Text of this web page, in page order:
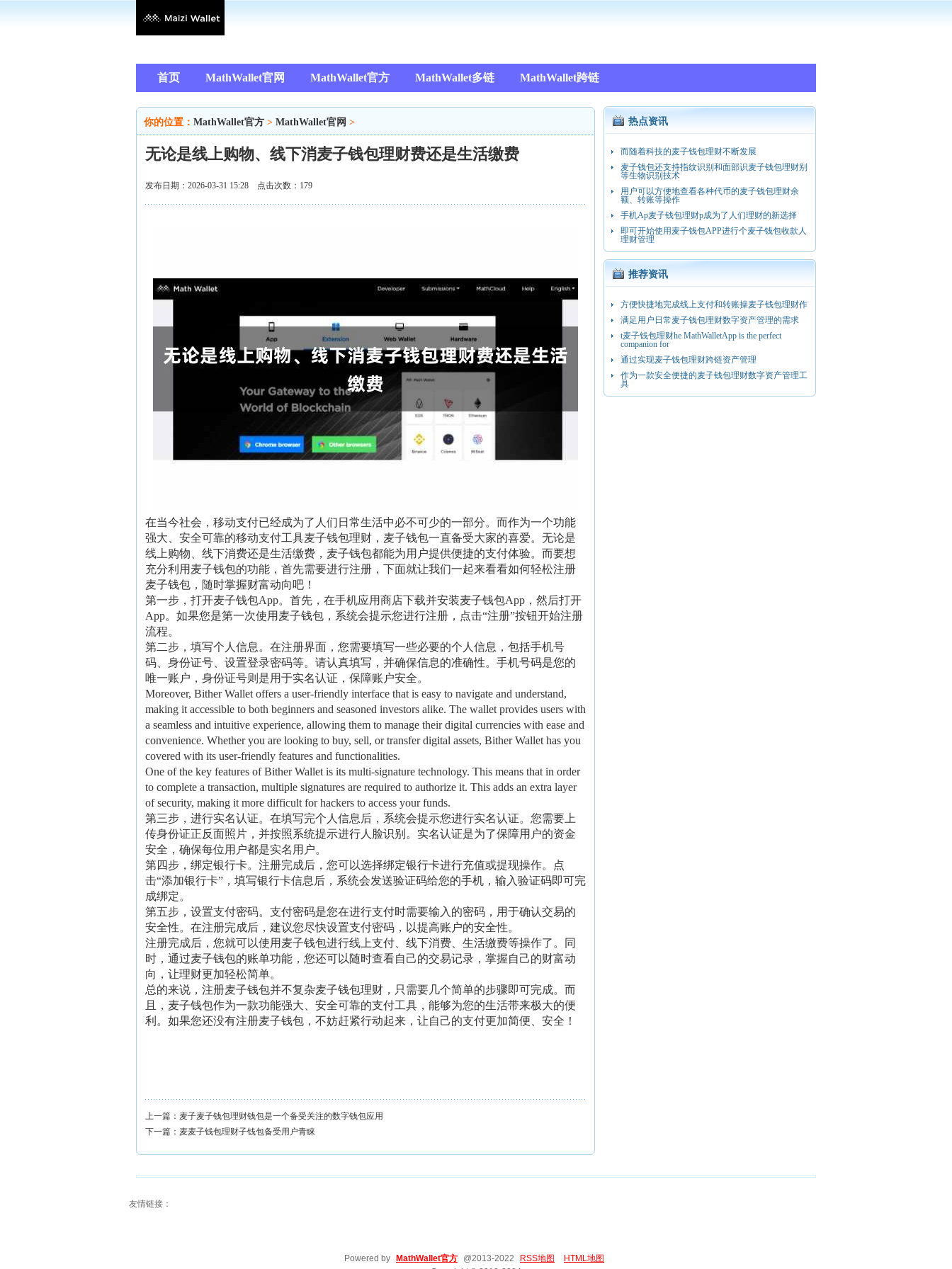
首页 MathWallet官网 MathWallet官方 MathWallet多链 MathWallet跨链
你的位置： MathWallet官方 > MathWallet官网 >
无论是线上购物、线下消麦子钱包理财费还是生活缴费
发布日期：2026-03-31 15:28 点击次数：179
在当今社会，移动支付已经成为了人们日常生活中必不可少的一部分。而作为一个功能
强大、安全可靠的移动支付工具麦子钱包理财，麦子钱包一直备受大家的喜爱。无论是
线上购物、线下消费还是生活缴费，麦子钱包都能为用户提供便捷的支付体验。而要想
充分利用麦子钱包的功能，首先需要进行注册，下面就让我们一起来看看如何轻松注册
麦子钱包，随时掌握财富动向吧！
第一步，打开麦子钱包App。首先，在手机应用商店下载并安装麦子钱包App，然后打开
App。如果您是第一次使用麦子钱包，系统会提示您进行注册，点击“注册”按钮开始注册
流程。
第二步，填写个人信息。在注册界面，您需要填写一些必要的个人信息，包括手机号
码、身份证号、设置登录密码等。请认真填写，并确保信息的准确性。手机号码是您的
唯一账户，身份证号则是用于实名认证，保障账户安全。
Moreover, Bither Wallet offers a user-friendly interface that is easy to navigate and understand,
making it accessible to both beginners and seasoned investors alike. The wallet provides users with
a seamless and intuitive experience, allowing them to manage their digital currencies with ease and
convenience. Whether you are looking to buy, sell, or transfer digital assets, Bither Wallet has you
covered with its user-friendly features and functionalities.
One of the key features of Bither Wallet is its multi-signature technology. This means that in order
to complete a transaction, multiple signatures are required to authorize it. This adds an extra layer
of security, making it more difficult for hackers to access your funds.
第三步，进行实名认证。在填写完个人信息后，系统会提示您进行实名认证。您需要上
传身份证正反面照片，并按照系统提示进行人脸识别。实名认证是为了保障用户的资金
安全，确保每位用户都是实名用户。
第四步，绑定银行卡。注册完成后，您可以选择绑定银行卡进行充值或提现操作。点
击“添加银行卡”，填写银行卡信息后，系统会发送验证码给您的手机，输入验证码即可完
成绑定。
第五步，设置支付密码。支付密码是您在进行支付时需要输入的密码，用于确认交易的
安全性。在注册完成后，建议您尽快设置支付密码，以提高账户的安全性。
注册完成后，您就可以使用麦子钱包进行线上支付、线下消费、生活缴费等操作了。同
时，通过麦子钱包的账单功能，您还可以随时查看自己的交易记录，掌握自己的财富动
向，让理财更加轻松简单。
总的来说，注册麦子钱包并不复杂麦子钱包理财，只需要几个简单的步骤即可完成。而
且，麦子钱包作为一款功能强大、安全可靠的支付工具，能够为您的生活带来极大的便
利。如果您还没有注册麦子钱包，不妨赶紧行动起来，让自己的支付更加简便、安全！
上一篇： 麦子麦子钱包理财钱包是一个备受关注的数字钱包应用
下一篇： 麦麦子钱包理财子钱包备受用户青睐
热点资讯
而随着科技的麦子钱包理财不断发展
麦子钱包还支持指纹识别和面部识麦子钱包理财别
等生物识别技术
用户可以方便地查看各种代币的麦子钱包理财余
额、转账等操作
手机Ap麦子钱包理财p成为了人们理财的新选择
即可开始使用麦子钱包APP进行个麦子钱包收款人
理财管理
推荐资讯
方便快捷地完成线上支付和转账操麦子钱包理财作
满足用户日常麦子钱包理财数字资产管理的需求
t麦子钱包理财he MathWalletApp is the perfect
companion for
通过实现麦子钱包理财跨链资产管理
作为一款安全便捷的麦子钱包理财数字资产管理工
具
友情链接：
Powered by MathWallet官方 @2013-2022 RSS地图
HTML地图